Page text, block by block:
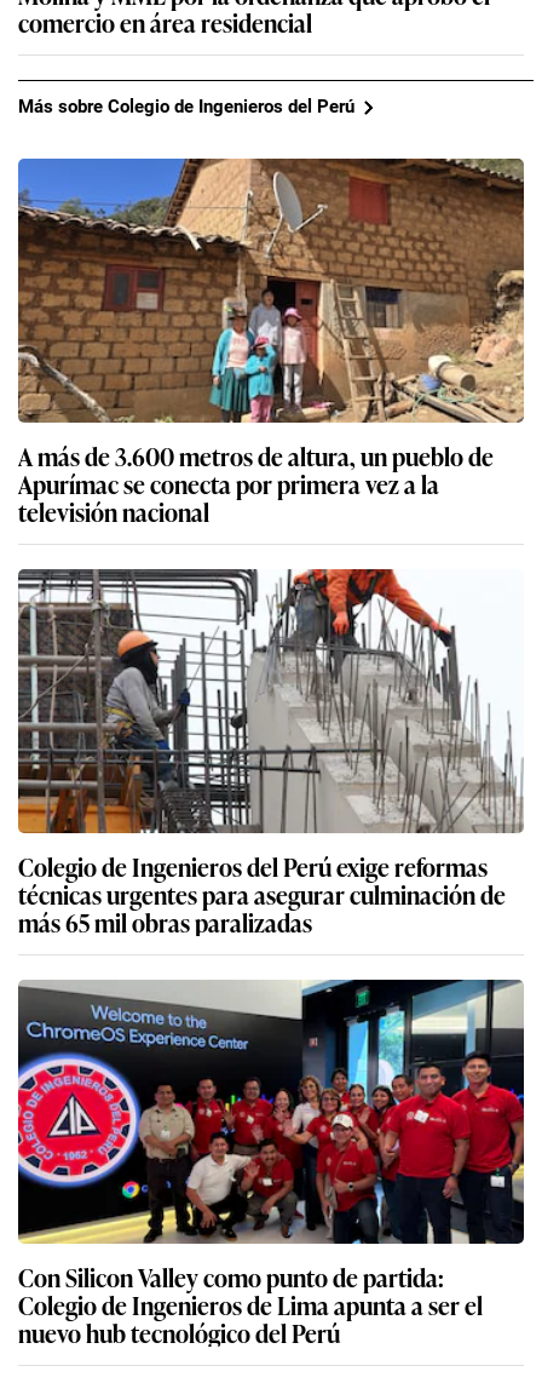
comercio en área residencial
Más sobre Colegio de Ingenieros del Perú
A más de 3.600 metros de altura, un pueblo de
Apurímac se conecta por primera vez a la
televisión nacional
Colegio de Ingenieros del Perú exige reformas
técnicas urgentes para asegurar culminación de
más 65 mil obras paralizadas
Con Silicon Valley como punto de partida:
Colegio de Ingenieros de Lima apunta a ser el
nuevo hub tecnológico del Perú